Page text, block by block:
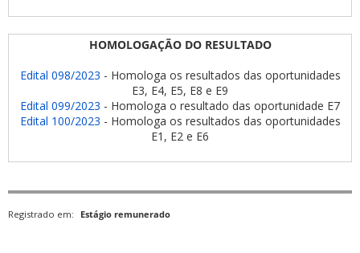
HOMOLOGAÇÃO DO RESULTADO
Edital 098/2023 - Homologa os resultados das oportunidades
E3, E4, E5, E8 e E9
Edital 099/2023 - Homologa o resultado das oportunidade E7
Edital 100/2023 - Homologa os resultados das oportunidades
E1, E2 e E6
Registrado em: Estágio remunerado